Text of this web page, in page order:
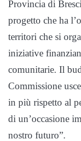
Provincia di
progetto che ha
territori che si
iniziative
comunitarie. Il
Commissione
in più rispetto al
di un’occasione
nostro futuro”.